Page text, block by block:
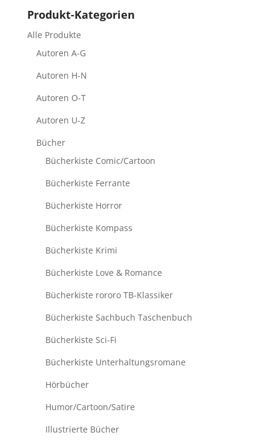
Produkt-Kategorien
Alle Produkte
Autoren A-G
Autoren H-N
Autoren O-T
Autoren U-Z
Bücher
Bücherkiste Comic/Cartoon
Bücherkiste Ferrante
Bücherkiste Horror
Bücherkiste Kompass
Bücherkiste Krimi
Bücherkiste Love & Romance
Bücherkiste rororo TB-Klassiker
Bücherkiste Sachbuch Taschenbuch
Bücherkiste Sci-Fi
Bücherkiste Unterhaltungsromane
Hörbücher
Humor/Cartoon/Satire
Illustrierte Bücher